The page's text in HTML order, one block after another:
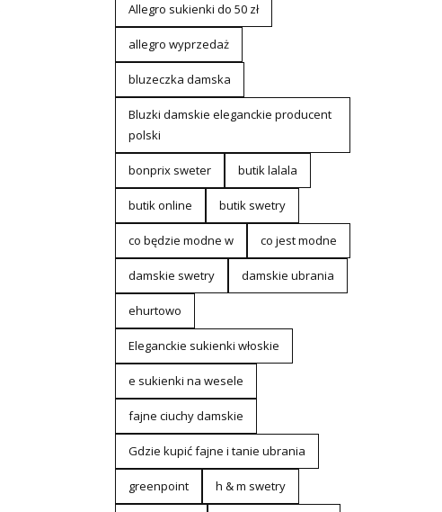
Allegro sukienki do 50 zł
allegro wyprzedaż
bluzeczka damska
Bluzki damskie eleganckie producent
polski
bonprix sweter butik lalala
butik online butik swetry
co będzie modne w co jest modne
damskie swetry damskie ubrania
ehurtowo
Eleganckie sukienki włoskie
e sukienki na wesele
fajne ciuchy damskie
Gdzie kupić fajne i tanie ubrania
greenpoint h & m swetry